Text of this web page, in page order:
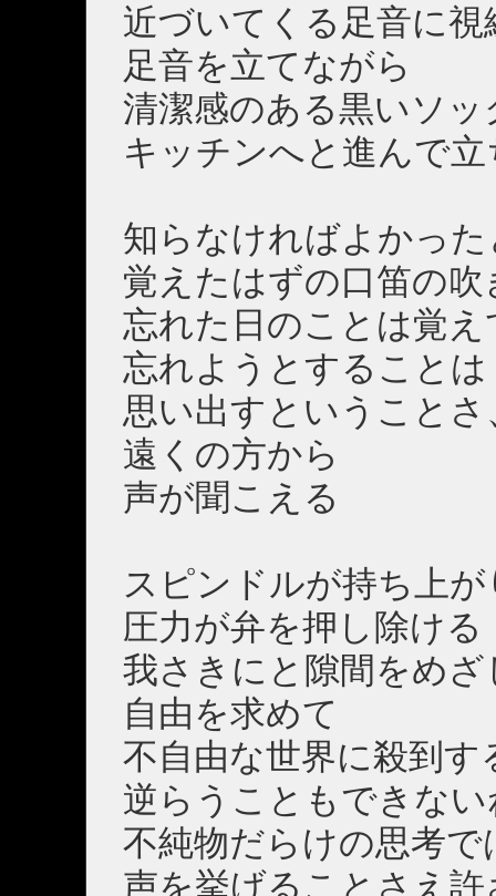
近づいてくる足音に
足音を立てながら
清潔感のある黒いソッ
キッチンへと進んで
知らなければよかった
覚えたはずの口笛の吹
忘れた日のことは覚え
忘れようとすることは
思い出すということさ
遠くの方から
声が聞こえる
スピンドルが持ち上が
圧力が弁を押し除ける
我さきにと隙間をめざ
自由を求めて
不自由な世界に殺到す
逆らうこともできな
不純物だらけの思考で
声を挙げることさえ